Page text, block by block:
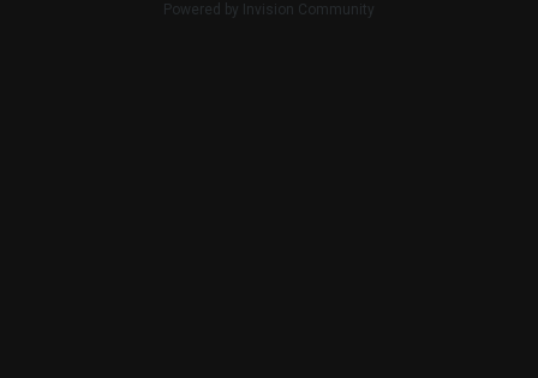
Powered by Invision Community